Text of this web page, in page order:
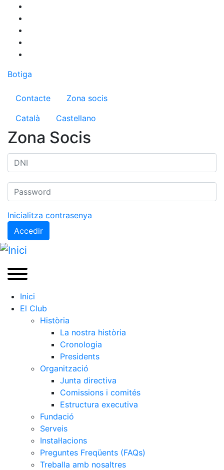
contingut
Botiga
Menú del compte d'usuari
Contacte
Zona socis
Català
Castellano
Zona Socis
Inicialitza contrasenya
Accedir
Inici
El Club
Història
La nostra història
Cronologia
Presidents
Organització
Junta directiva
Comissions i comités
Estructura executiva
Fundació
Serveis
Instal·lacions
Preguntes Freqüents (FAQs)
Treballa amb nosaltres